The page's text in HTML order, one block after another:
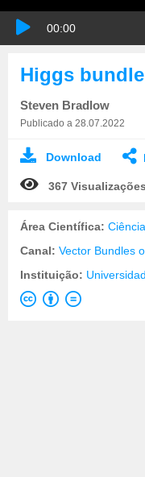
00:00
Steven Bradlow
Publicado a 28.07.2022
Download
367 Visualizações
Área Científica:
Canal: Vector Bundles
Instituição: